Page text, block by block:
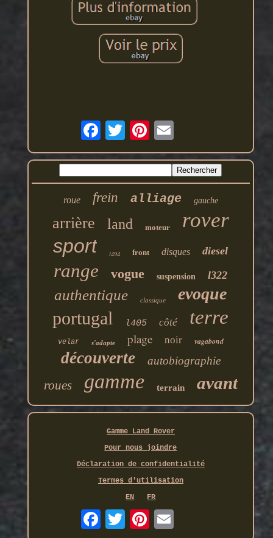
roue frein alliage gauche
arrière land moteur rover
sport l494 front disques diesel
range vogue suspension l322
authentique classique evoque
portugal l405 côté terre
velar s'adapte plage noir vagabond
découverte autobiographie
roues gamme terrain avant
Gamme Land Rover
Pour nous joindre
Déclaration de confidentialité
Termes d'utilisation
EN
FR